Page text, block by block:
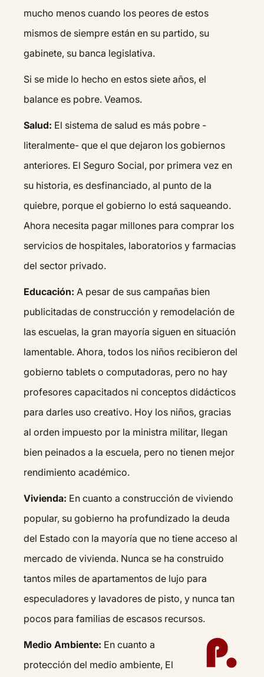
mucho menos cuando los peores de estos
mismos de siempre están en su partido, su
gabinete, su banca legislativa.
Si se mide lo hecho en estos siete años, el
balance es pobre. Veamos.
Salud: El sistema de salud es más pobre -
literalmente- que el que dejaron los gobiernos
anteriores. El Seguro Social, por primera vez en
su historia, es desfinanciado, al punto de la
quiebre, porque el gobierno lo está saqueando.
Ahora necesita pagar millones para comprar los
servicios de hospitales, laboratorios y farmacias
del sector privado.
Educación: A pesar de sus campañas bien
publicitadas de construcción y remodelación de
las escuelas, la gran mayoría siguen en situación
lamentable. Ahora, todos los niños recibieron del
gobierno tablets o computadoras, pero no hay
profesores capacitados ni conceptos didácticos
para darles uso creativo. Hoy los niños, gracias
al orden impuesto por la ministra militar, llegan
bien peinados a la escuela, pero no tienen mejor
rendimiento académico.
Vivienda: En cuanto a construcción de viviendo
popular, su gobierno ha profundizado la deuda
del Estado con la mayoría que no tiene acceso al
mercado de vivienda. Nunca se ha construido
tantos miles de apartamentos de lujo para
especuladores y lavadores de pisto, y nunca tan
pocos para familias de escasos recursos.
Medio Ambiente: En cuanto a
protección del medio ambiente, El